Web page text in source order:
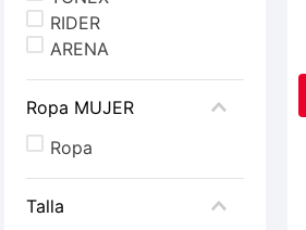
RIDER
ARENA
Ropa MUJER
Ropa
Talla